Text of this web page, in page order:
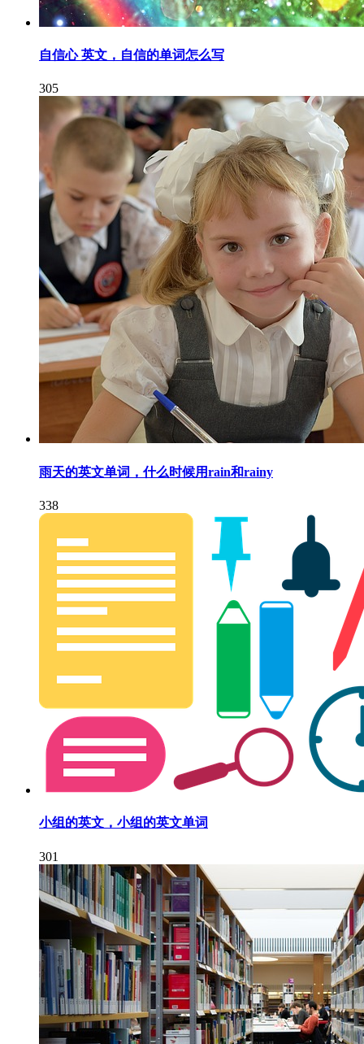
自信心 英文，自信的单词怎么写
305
雨天的英文单词，什么时候用rain和rainy
338
小组的英文，小组的英文单词
301